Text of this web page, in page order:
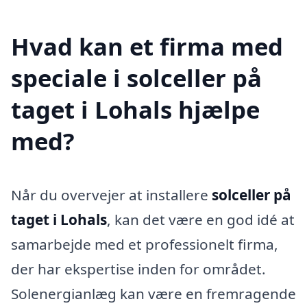
Hvad kan et firma med
speciale i solceller på
taget i Lohals hjælpe
med?
Når du overvejer at installere solceller på
taget i Lohals, kan det være en god idé at
samarbejde med et professionelt firma,
der har ekspertise inden for området.
Solenergianlæg kan være en fremragende